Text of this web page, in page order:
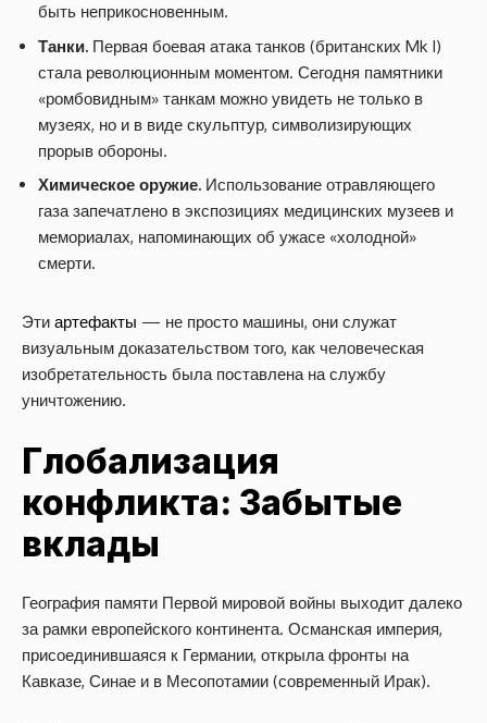
быть неприкосновенным.
Танки. Первая боевая атака танков (британских Mk I)
стала революционным моментом. Сегодня памятники
«ромбовидным» танкам можно увидеть не только в
музеях, но и в виде скульптур, символизирующих
прорыв обороны.
Химическое оружие. Использование отравляющего
газа запечатлено в экспозициях медицинских музеев и
мемориалах, напоминающих об ужасе «холодной»
смерти.
Эти артефакты — не просто машины, они служат
визуальным доказательством того, как человеческая
изобретательность была поставлена на службу
уничтожению.
Глобализация
конфликта: Забытые
вклады
География памяти Первой мировой войны выходит далеко
за рамки европейского континента. Османская империя,
присоединившаяся к Германии, открыла фронты на
Кавказе, Синае и в Месопотамии (современный Ирак).